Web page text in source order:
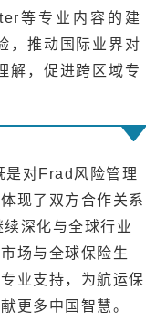
等专业内容的建
，推动国际业界对
解，促进跨区域专
是对Frad风险管理
现了双方合作关系
深化与全球行业
场与全球保险生
业支持，为航运保
更多中国智慧。